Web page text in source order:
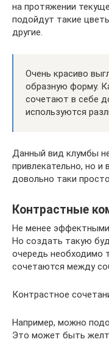
на протяжении
подойдут такие
другие.
Очень красиво
образную форму.
сочетают в себе
используются
Данный вид клумбы
привлекательно, но и
довольно таки
Контрастные
Не менее
Но создать такую
очередь необходимо
сочетаются между
Контрастное
Например, можно
Это может быть